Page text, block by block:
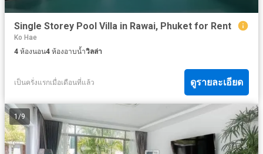
Single Storey Pool Villa in Rawai, Phuket for Rent
Ko Hae
4 ห้องนอน4 ห้องอาบน้ำวิลล่า
เป็นครั่งแรกเมื่อเดือนที่แล้ว ดูรายละเอียด
1/9